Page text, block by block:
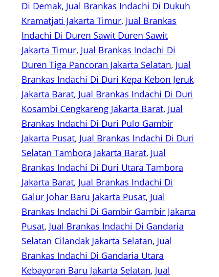
Di Demak, Jual Brankas Indachi Di Dukuh
Kramatjati Jakarta Timur, Jual Brankas
Indachi Di Duren Sawit Duren Sawit
Jakarta Timur, Jual Brankas Indachi Di
Duren Tiga Pancoran Jakarta Selatan, Jual
Brankas Indachi Di Duri Kepa Kebon Jeruk
Jakarta Barat, Jual Brankas Indachi Di Duri
Kosambi Cengkareng Jakarta Barat, Jual
Brankas Indachi Di Duri Pulo Gambir
Jakarta Pusat, Jual Brankas Indachi Di Duri
Selatan Tambora Jakarta Barat, Jual
Brankas Indachi Di Duri Utara Tambora
Jakarta Barat, Jual Brankas Indachi Di
Galur Johar Baru Jakarta Pusat, Jual
Brankas Indachi Di Gambir Gambir Jakarta
Pusat, Jual Brankas Indachi Di Gandaria
Selatan Cilandak Jakarta Selatan, Jual
Brankas Indachi Di Gandaria Utara
Kebayoran Baru Jakarta Selatan, Jual